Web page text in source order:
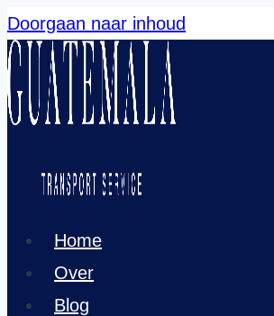
Doorgaan naar inhoud
Home
Over
Blog